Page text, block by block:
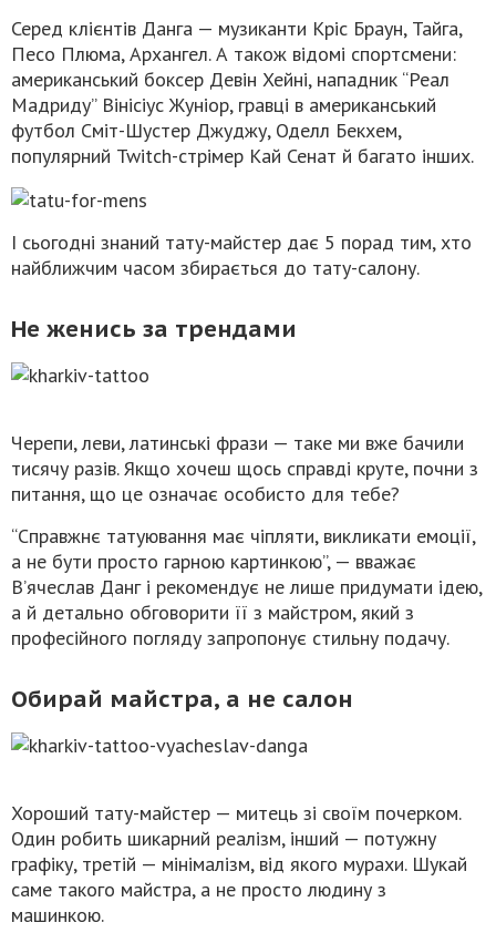
Серед клієнтів Данга — музиканти Кріс Браун, Тайга,
Песо Плюма, Архангел. А також відомі спортсмени:
американський боксер Девін Хейні, нападник “Реал
Мадриду” Вінісіус Жуніор, гравці в американський
футбол Сміт-Шустер Джуджу, Оделл Бекхем,
популярний Twitch-стрімер Кай Сенат й багато інших.
І сьогодні знаний тату-майстер дає 5 порад тим, хто
найближчим часом збирається до тату-салону.
Не женись за трендами
Черепи, леви, латинські фрази — таке ми вже бачили
тисячу разів. Якщо хочеш щось справді круте, почни з
питання, що це означає особисто для тебе?
“Справжнє татуювання має чіпляти, викликати емоції,
а не бути просто гарною картинкою”, — вважає
В’ячеслав Данг і рекомендує не лише придумати ідею,
а й детально обговорити її з майстром, який з
професійного погляду запропонує стильну подачу.
Обирай майстра, а не салон
Хороший тату-майстер — митець зі своїм почерком.
Один робить шикарний реалізм, інший — потужну
графіку, третій — мінімалізм, від якого мурахи. Шукай
саме такого майстра, а не просто людину з
машинкою.